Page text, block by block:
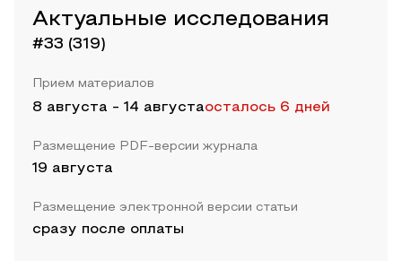
Актуальные исследования
#33 (319)
Прием материалов
8 августа - 14 августаосталось 6 дней
Размещение PDF-версии журнала
19 августа
Размещение электронной версии статьи
сразу после оплаты